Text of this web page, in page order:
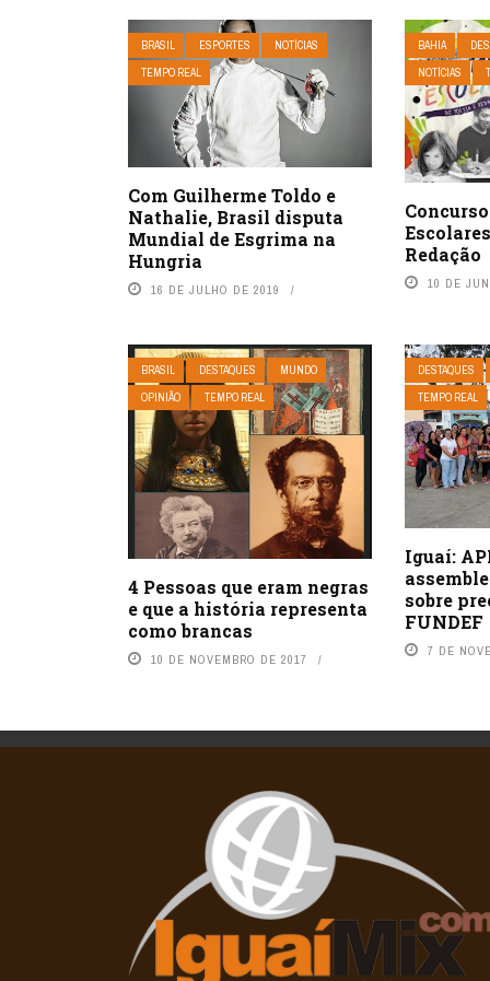
BRASIL ESPORTES
NOTÍCIAS
TEMPO REAL
Com Guilherme Toldo e
Nathalie, Brasil disputa
Mundial de Esgrima na
Hungria
16 DE JULHO DE 2019
BAHIA
NOTÍCIAS
Redação
10 DE
BRASIL DESTAQUES
MUNDO
OPINIÃO
TEMPO REAL
4 Pessoas que eram negras
e que a história representa
como brancas
10 DE NOVEMBRO DE 2017
DESTAQUES
TEMPO REAL
Iguaí:
sobre
FUNDEF
7 DE